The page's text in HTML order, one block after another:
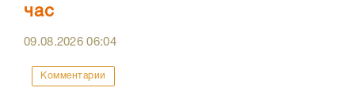
час
09.08.202606:04
Комментарии